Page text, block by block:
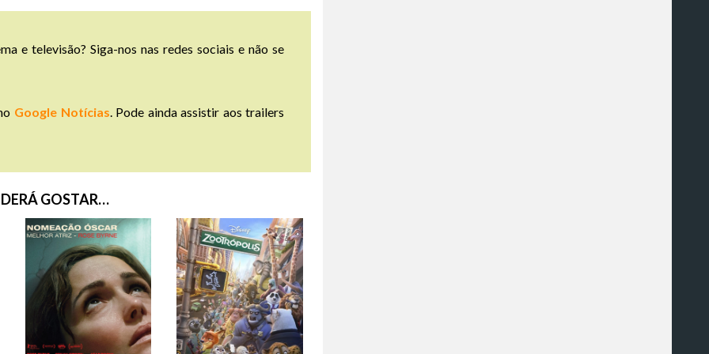
e televisão? Siga-nos nas redes sociais e não se
Google Notícias. Pode ainda assistir aos trailers
GOSTAR…